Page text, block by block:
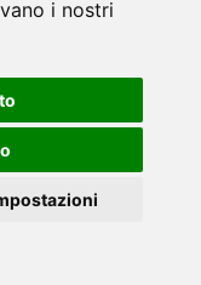
i nostri